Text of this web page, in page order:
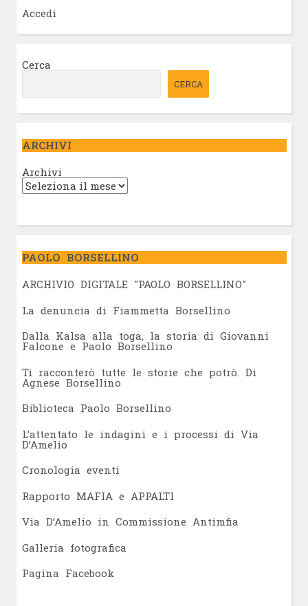
Accedi
Cerca
CERCA
ARCHIVI
Archivi
PAOLO BORSELLINO
ARCHIVIO DIGITALE "PAOLO BORSELLINO"
La denuncia di Fiammetta Borsellino
Dalla Kalsa alla toga, la storia di Giovanni
Falcone e Paolo Borsellino
Ti racconterò tutte le storie che potrò. Di
Agnese Borsellino
Biblioteca Paolo Borsellino
L’attentato le indagini e i processi di Via
D’Amelio
Cronologia eventi
Rapporto MAFIA e APPALTI
Via D’Amelio in Commissione Antimfia
Galleria fotografica
Pagina Facebook